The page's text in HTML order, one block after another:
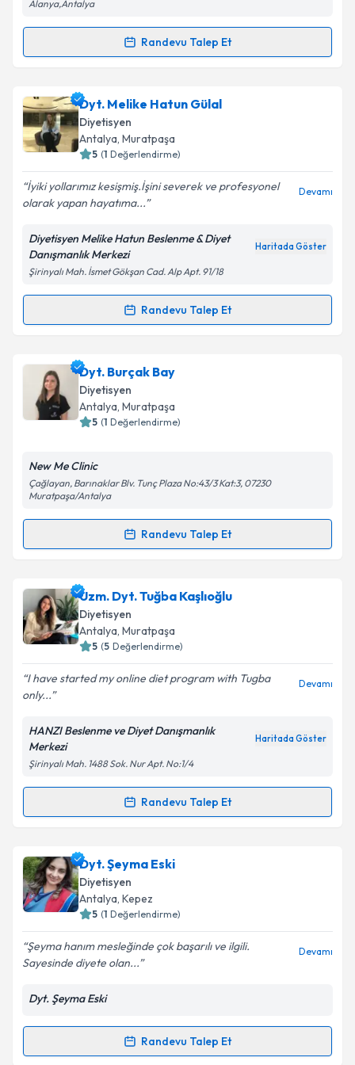
Kişisel verilerimin işlenmesine ilişkin
Metni'ni okudum ve kişisel verilerimin belirtilen
Takvim Talebini Gönder
Alanya,Antalya
Randevu Talep Et
Randevu Takvimi Talebi
Dyt. İpek Kurtiçin randevu takvimi talebi oluşturun.
Size bu uzmandan randevu almanız için bir takvim
hazırlandığında e-posta ile bilgilendireceğiz.
Kişisel verilerimin işlenmesine ilişkin
Aydınlatma
Metni'ni okudum ve kişisel verilerimin belirtilen
kapsamda işlenmesini kabul ediyorum.
Takvim Talebini Gönder
Dyt. Melike Hatun Gülal
Diyetisyen
Antalya, Muratpaşa
5 (1 Değerlendirme)
İyiki yollarımız kesişmiş.İşini severek ve profesyonel
olarak yapan hayatıma...
Devamı
Diyetisyen Melike Hatun Beslenme & Diyet
Danışmanlık Merkezi
Haritada Göster
Şirinyalı Mah. İsmet Gökşan Cad. Alp Apt. 91/18
Randevu Talep Et
Randevu Takvimi Talebi
Dyt. Melike Hatun Gülal
oluşturun. Size bu uzmandan randevu almanız için bir
takvim hazırlandığında e-posta ile bilgilendireceğiz.
'ni okudum ve kişisel verilerimin belirtilen
kapsamda işlenmesini kabul ediyorum.
Takvim Talebini Gönder
Dyt. Burçak Bay
Diyetisyen
Antalya, Muratpaşa
5 (1 Değerlendirme)
New Me Clinic
Çağlayan, Barınaklar Blv. Tunç Plaza No:43/3 Kat:3, 07230
Muratpaşa/Antalya
Randevu Talep Et
Randevu Takvimi Talebi
Dyt. Burçak Bayiçin randevu takvimi talebi oluşturun.
Size bu uzmandan randevu almanız için bir takvim
hazırlandığında e-posta ile bilgilendireceğiz.
Kişisel verilerimin işlenmesine ilişkin
Aydınlatma
kapsamda işlenmesini kabul ediyorum.
Takvim Talebini Gönder
Uzm. Dyt. Tuğba Kaşlıoğlu
Diyetisyen
Antalya, Muratpaşa
5 (5 Değerlendirme)
I have started my online diet program with Tugba
only...
Devamı
HANZI Beslenme ve Diyet Danışmanlık
Merkezi
Haritada Göster
Şirinyalı Mah. 1488 Sok. Nur Apt. No:1/4
Randevu Talep Et
Randevu Takvimi Talebi
Uzm. Dyt. Tuğba Kaşlıoğlu
talebi oluşturun. Size bu uzmandan randevu almanız
için bir takvim hazırlandığında e-posta ile
bilgilendireceğiz.
E-posta Adresiniz
'ni okudum ve kişisel verilerimin belirtilen
kapsamda işlenmesini kabul ediyorum.
Dyt. Şeyma Eski
Diyetisyen
Antalya, Kepez
5 (1 Değerlendirme)
Şeyma hanım mesleğinde çok başarılı ve ilgili.
Sayesinde diyete olan...
Devamı
Dyt. Şeyma Eski
Randevu Talep Et
Randevu Takvimi Talebi